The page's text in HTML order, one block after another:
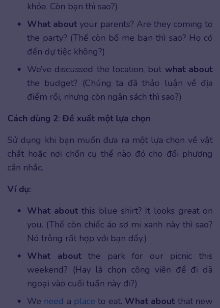
khỏe. Còn bạn thì sao?)
What about your parents? Are they coming to
the party? (Thế còn bố mẹ bạn thì sao? Họ có
đến dự tiệc không?)
We’ve discussed the location, but what about
the budget? (Chúng ta đã thảo luận về địa
điểm rồi, nhưng còn ngân sách thì sao?)
Cách dùng 2: Đề xuất một lựa chọn
Sử dụng khi bạn muốn đưa ra một lựa chọn về vật
chất hoặc nơi chốn cụ thể nào đó cho đối phương
cân nhắc.
Ví dụ:
What about this blue shirt? It looks great on
you. (Thế còn chiếc áo sơ mi xanh này thì sao?
Nó trông rất hợp với bạn đấy.)
What aboutthe park for our picnic this
weekend? (Hay là chọn công viên để đi dã
ngoại vào cuối tuần này đi?)
We need a place to eat. What about that new